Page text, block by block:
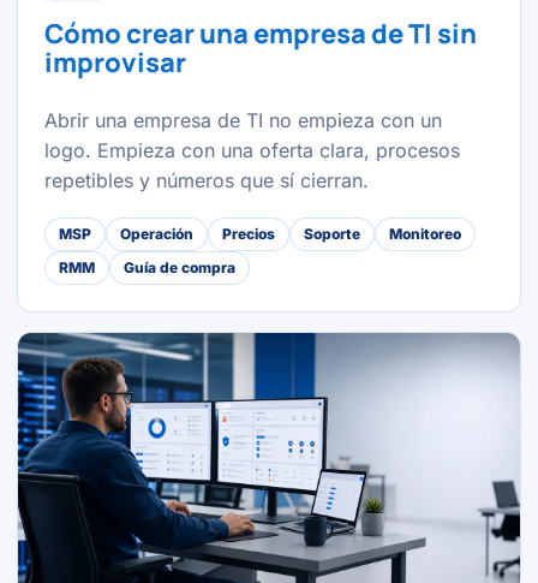
Cómo crear una empresa de TI sin
improvisar
Abrir una empresa de TI no empieza con un
logo. Empieza con una oferta clara, procesos
repetibles y números que sí cierran.
MSP Operación Precios Soporte
Monitoreo
RMM
Guía de compra